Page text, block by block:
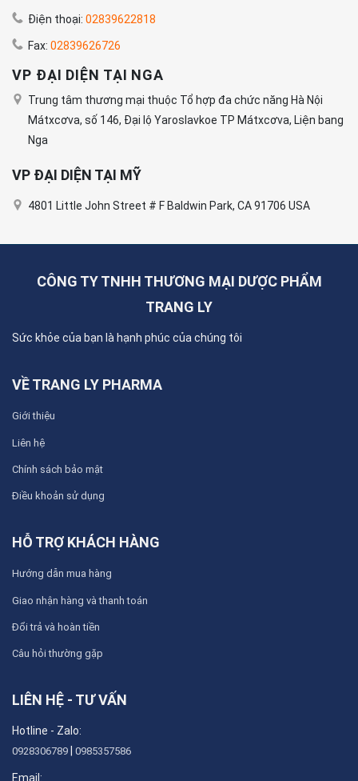
Điện thoại: 02839622818
Fax: 02839626726
VP ĐẠI DIỆN TẠI NGA
Trung tâm thương mại thuộc Tổ hợp đa chức năng Hà Nội
Mátxcơva, số 146, Đại lộ Yaroslavkoe TP Mátxcơva, Liện bang
Nga
VP ĐẠI DIỆN TẠI MỸ
4801 Little John Street # F Baldwin Park, CA 91706 USA
CÔNG TY TNHH THƯƠNG MẠI DƯỢC PHẨM
TRANG LY
Sức khỏe của bạn là hạnh phúc của chúng tôi
VỀ TRANG LY PHARMA
Giới thiệu
Liên hệ
Chính sách bảo mật
Điều khoản sử dụng
HỖ TRỢ KHÁCH HÀNG
Hướng dẫn mua hàng
Giao nhận hàng và thanh toán
Đổi trả và hoàn tiền
Câu hỏi thường gặp
LIÊN HỆ - TƯ VẤN
Hotline - Zalo:
0928306789 0985357586
Email: